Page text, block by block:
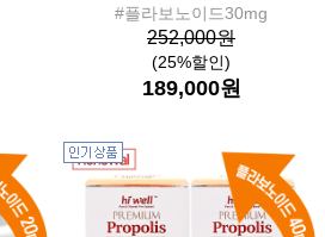
#플라보노이드30mg
252,000원
(25%할인)
189,000원